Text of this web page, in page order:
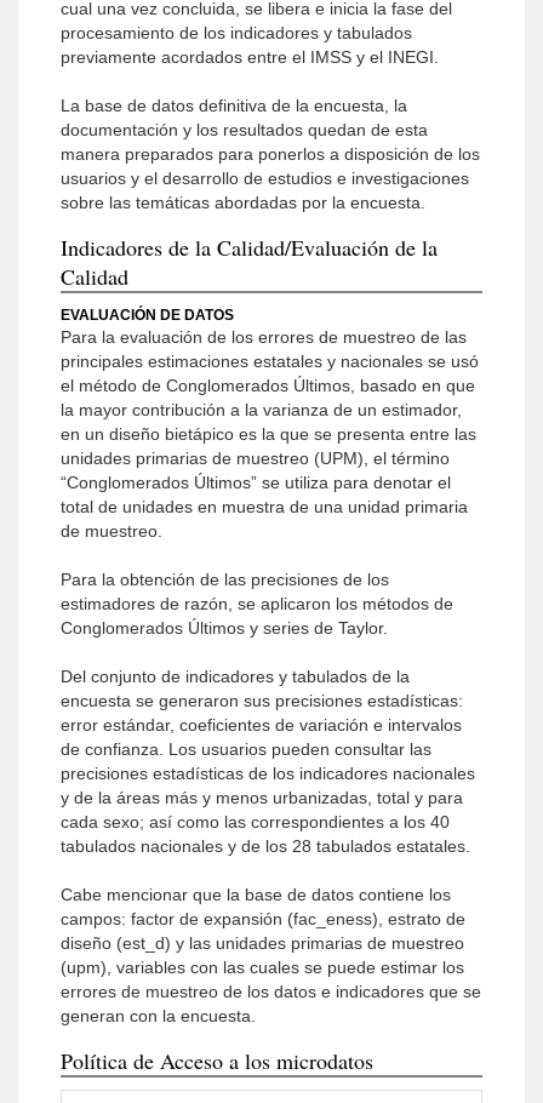
cual una vez concluida, se libera e inicia la fase del
procesamiento de los indicadores y tabulados
previamente acordados entre el IMSS y el INEGI.
La base de datos definitiva de la encuesta, la
documentación y los resultados quedan de esta
manera preparados para ponerlos a disposición de los
usuarios y el desarrollo de estudios e investigaciones
sobre las temáticas abordadas por la encuesta.
Indicadores de la Calidad/Evaluación de la
Calidad
EVALUACIÓN DE DATOS
Para la evaluación de los errores de muestreo de las
principales estimaciones estatales y nacionales se usó
el método de Conglomerados Últimos, basado en que
la mayor contribución a la varianza de un estimador,
en un diseño bietápico es la que se presenta entre las
unidades primarias de muestreo (UPM), el término
“Conglomerados Últimos” se utiliza para denotar el
total de unidades en muestra de una unidad primaria
de muestreo.
Para la obtención de las precisiones de los
estimadores de razón, se aplicaron los métodos de
Conglomerados Últimos y series de Taylor.
Del conjunto de indicadores y tabulados de la
encuesta se generaron sus precisiones estadísticas:
error estándar, coeficientes de variación e intervalos
de confianza. Los usuarios pueden consultar las
precisiones estadísticas de los indicadores nacionales
y de la áreas más y menos urbanizadas, total y para
cada sexo; así como las correspondientes a los 40
tabulados nacionales y de los 28 tabulados estatales.
Cabe mencionar que la base de datos contiene los
campos: factor de expansión (fac_eness), estrato de
diseño (est_d) y las unidades primarias de muestreo
(upm), variables con las cuales se puede estimar los
errores de muestreo de los datos e indicadores que se
generan con la encuesta.
Política de Acceso a los microdatos